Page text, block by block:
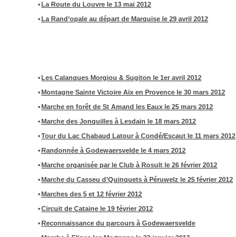
La Route du Louvre le 13 mai 2012
La Rand’opale au départ de Marquise le 29 avril 2012
Les Calanques Morgiou & Sugiton le 1er avril 2012
Montagne Sainte Victoire Aix en Provence le 30 mars 2012
Marche en forêt de St Amand les Eaux le 25 mars 2012
Marche des Jonquilles à Lesdain le 18 mars 2012
Tour du Lac Chabaud Latour à Condé/Escaut le 11 mars 2012
Randonnée à Godewaersvelde le 4 mars 2012
Marche organisée par le Club à Rosult le 26 février 2012
Marche du Casseu d’Quinquets à Péruwelz le 25 février 2012
Marches des 5 et 12 février 2012
Circuit de Cataine le 19 février 2012
Reconnaissance du parcours à Godewaersvelde